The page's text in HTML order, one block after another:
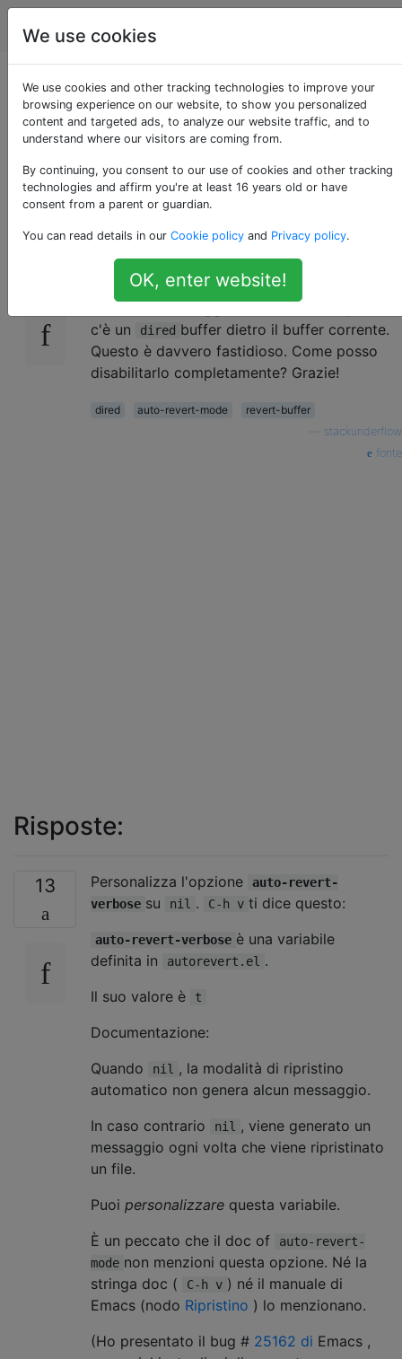
Emacs
Come interrompere la
stampa indirizzata
"Ripristino buffer ..."
11 Dopo aver impostato dired-auto-revert-
buffer
su
, anche quando sto lavorando su
un buffer di file che può produrre alcuni
risultati, il messaggio continua a stampare se
c'è un
dired buffer dietro il buffer corrente.
Questo è davvero fastidioso. Come posso
disabilitarlo completamente? Grazie!
dired auto-revert-mode
revert-buffer
stackunderflow
fonte
Risposte:
13 Personalizza l'opzione
auto-revert-
verbose su nil . C-h v ti dice questo:
auto-revert-verbose è una variabile
definita in
autorevert.el .
Il suo valore è
t
Documentazione:
Quando
nil
, la modalità di ripristino
automatico non genera alcun messaggio.
In caso contrario
nil
, viene generato un
messaggio ogni volta che viene ripristinato
un file.
Puoi personalizzare questa variabile.
È un peccato che il doc of
auto-revert-
mode non menzioni questa opzione. Né la
stringa doc (
C-h v ) né il manuale di
Emacs (nodo Ripristino ) lo menzionano.
(Ho presentato il bug # 25162 di Emacs ,
We use cookies
We use cookies and other tracking technologies to improve your
browsing experience on our website, to show you personalized
content and targeted ads, to analyze our website traffic, and to
understand where our visitors are coming from.
By continuing, you consent to our use of cookies and other tracking
technologies and affirm you're at least 16 years old or have
consent from a parent or guardian.
You can read details in our Cookie policy and Privacy policy.
OK, enter website!